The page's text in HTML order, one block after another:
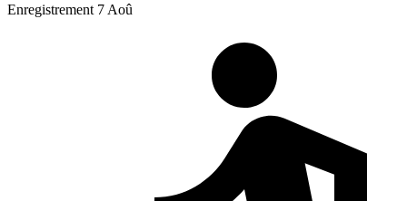
Enregistrement 7 Aoû